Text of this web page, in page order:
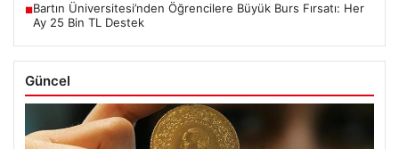
■Bartın Üniversitesi’nden Öğrencilere Büyük Burs Fırsatı: Her
Ay 25 Bin TL Destek
Güncel